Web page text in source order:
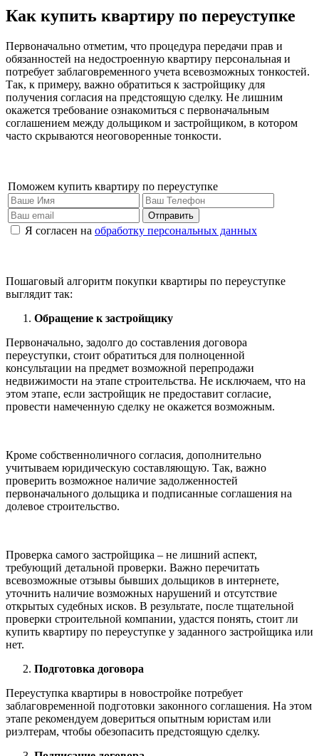
Как купить квартиру по переуступке
Первоначально отметим, что процедура передачи прав и
обязанностей на недостроенную квартиру персональная и
потребует заблаговременного учета всевозможных тонкостей.
Так, к примеру, важно обратиться к застройщику для
получения согласия на предстоящую сделку. Не лишним
окажется требование ознакомиться с первоначальным
соглашением между дольщиком и застройщиком, в котором
часто скрываются неоговоренные тонкости.
Поможем купить квартиру по переуступке
Отправить
Я согласен на обработку персональных данных
Пошаговый алгоритм покупки квартиры по переуступке
выглядит так:
Обращение к застройщику
Первоначально, задолго до составления договора
переуступки, стоит обратиться для полноценной
консультации на предмет возможной перепродажи
недвижимости на этапе строительства. Не исключаем, что на
этом этапе, если застройщик не предоставит согласие,
провести намеченную сделку не окажется возможным.
Кроме собственноличного согласия, дополнительно
учитываем юридическую составляющую. Так, важно
проверить возможное наличие задолженностей
первоначального дольщика и подписанные соглашения на
долевое строительство.
Проверка самого застройщика – не лишний аспект,
требующий детальной проверки. Важно перечитать
всевозможные отзывы бывших дольщиков в интернете,
уточнить наличие возможных нарушений и отсутствие
открытых судебных исков. В результате, после тщательной
проверки строительной компании, удастся понять, стоит ли
купить квартиру по переуступке у заданного застройщика или
нет.
Подготовка договора
Переуступка квартиры в новостройке потребует
заблаговременной подготовки законного соглашения. На этом
этапе рекомендуем довериться опытным юристам или
риэлтерам, чтобы обезопасить предстоящую сделку.